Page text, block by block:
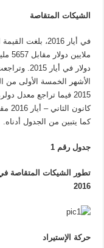
الشيكات المتقاصة
كما يتبين من الجدول أدناه.
جدول رقم 1
2016
حركة الإستيراد